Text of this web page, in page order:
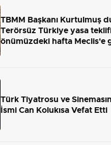
TBMM Başkanı Kurtulmuş
Terörsüz Türkiye yasa
önümüzdeki hafta Meclis'e
Türk Tiyatrosu ve
İsmi Can Kolukısa Vefat Etti